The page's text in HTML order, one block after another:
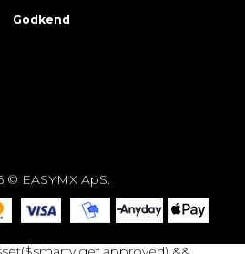
Godkend
© EASYMX ApS.